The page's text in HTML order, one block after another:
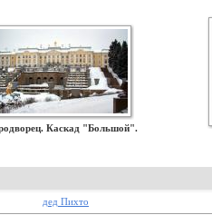
Каскад "Большой".
дед Пихто